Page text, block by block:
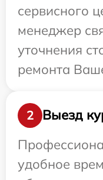
сервисного
менеджер
уточнения
ремонта
2
Выезд
удобное